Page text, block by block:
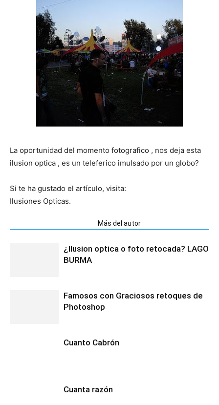
La oportunidad del momento fotografico , nos deja esta
ilusion optica , es un teleferico imulsado por un globo?
Si te ha gustado el artículo, visita:
Ilusiones Opticas.
Más del autor
¿Ilusion optica o foto retocada? LAGO
BURMA
Famosos con Graciosos retoques de
Photoshop
Cuanto Cabrón
Cuanta razón